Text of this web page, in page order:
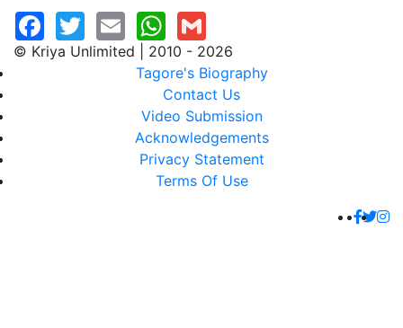
© Kriya Unlimited | 2010 - 2026
Tagore's Biography
Contact Us
Video Submission
Acknowledgements
Privacy Statement
Terms Of Use